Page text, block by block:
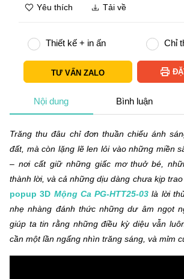
Yêu thích Tải về
Thiết kế + in ấn Chỉ
TƯ VẤN ZALO
Nội dung Bình luận
Trăng thu đâu chỉ đơn thuần chiếu ánh
đất, mà còn lặng lẽ len lỏi vào những miền
– nơi cất giữ những giấc mơ thuở bé,
thành lời, và cả những dịu dàng chưa kịp trao
popup 3D Mộng Ca PG-HTT25-03 là lời
nhẹ nhàng đánh thức những dư âm ngọt
giúp ta tin rằng những điều kỳ diệu vẫn
cần một lần ngẩng nhìn trăng sáng, và mỉm